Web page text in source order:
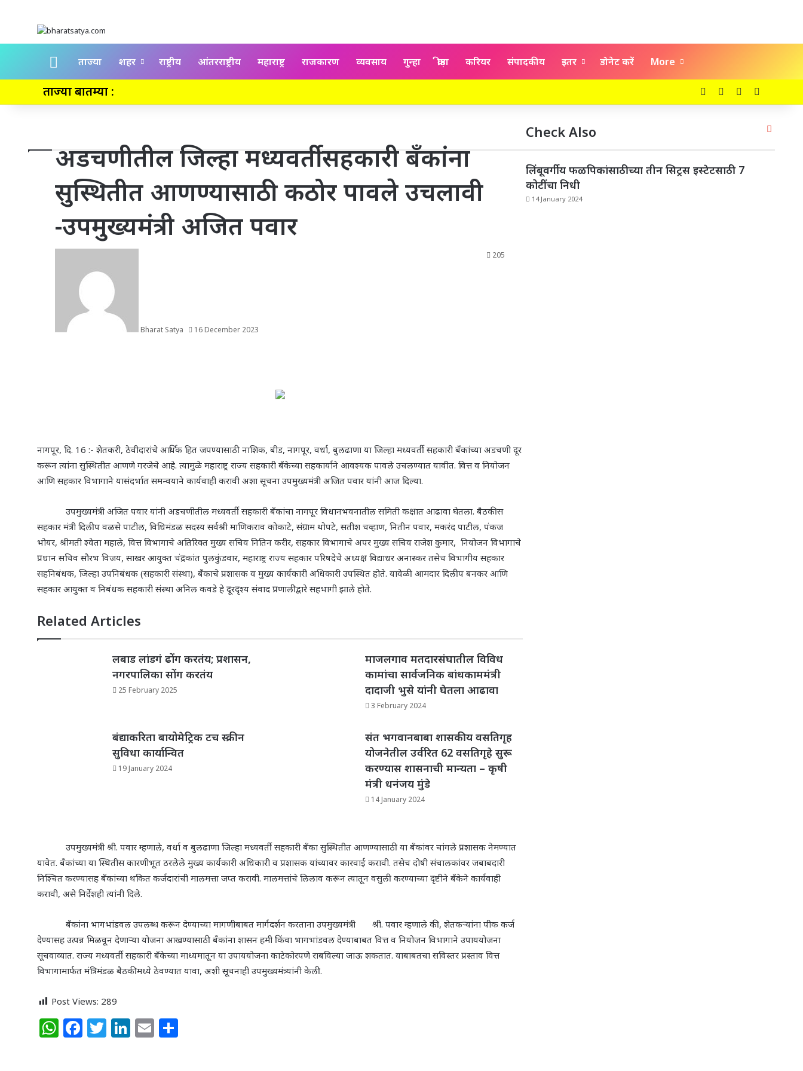
Homeताज्या शहर राष्ट्रीय आंतरराष्ट्रीय महाराष्ट्र राजकारण व्यवसाय गुन्हा क्रीड़ा करियर संपादकीय इतर डोनेट करें More
ताज्या बातम्या : Facebook YouTube
अडचणीतील जिल्हा मध्यवर्ती सहकारी बँकांना
सुस्थितीत आणण्यासाठी कठोर पावले उचलावी
-उपमुख्यमंत्री अजित पवार
Bharat Satya 16 December 2023
205
नागपूर, दि. 16 :- शेतकरी, ठेवीदारांचे आर्थिक हित जपण्यासाठी नाशिक, बीड, नागपूर, वर्धा, बुलढाणा या जिल्हा मध्यवर्ती सहकारी बँकांच्या अडचणी दूर
करून त्यांना सुस्थितीत आणणे गरजेचे आहे. त्यामुळे महाराष्ट्र राज्य सहकारी बँकेच्या सहकार्याने आवश्यक पावले उचलण्यात यावीत. वित्त व नियोजन
आणि सहकार विभागाने यासंदर्भात समन्वयाने कार्यवाही करावी अशा सूचना उपमुख्यमंत्री अजित पवार यांनी आज दिल्या.
उपमुख्यमंत्री अजित पवार यांनी अडचणीतील मध्यवर्ती सहकारी बँकांचा नागपूर विधानभवनातील समिती कक्षात आढावा घेतला. बैठकीस
सहकार मंत्री दिलीप वळसे पाटील, विधिमंडळ सदस्य सर्वश्री माणिकराव कोकाटे, संग्राम थोपटे, सतीश चव्हाण, नितीन पवार, मकरंद पाटील, पंकज
भोयर, श्रीमती श्वेता महाले, वित्त विभागाचे अतिरिक्त मुख्य सचिव नितिन करीर, सहकार विभागाचे अपर मुख्य सचिव राजेश कुमार, नियोजन विभागाचे
प्रधान सचिव सौरभ विजय, साखर आयुक्त चंद्रकांत पुलकुंडवार, महाराष्ट्र राज्य सहकार परिषदेचे अध्यक्ष विद्याधर अनास्कर तसेच विभागीय सहकार
सहनिबंधक, जिल्हा उपनिबंधक (सहकारी संस्था), बँकाचे प्रशासक व मुख्य कार्यकारी अधिकारी उपस्थित होते. यावेळी आमदार दिलीप बनकर आणि
सहकार आयुक्त व निबंधक सहकारी संस्था अनिल कवडे हे दूरदृश्य संवाद प्रणालीद्वारे सहभागी झाले होते.
Related Articles
लबाड लांडगं ढोंग करतंय; प्रशासन,
नगरपालिका सोंग करतंय
25 February 2025
माजलगाव मतदारसंघातील विविध
कामांचा सार्वजनिक बांधकाममंत्री
दादाजी भुसे यांनी घेतला आढावा
3 February 2024
बंद्याकरिता बायोमेट्रिक टच स्क्रीन
सुविधा कार्यान्वित
19 January 2024
संत भगवानबाबा शासकीय वसतिगृह
योजनेतील उर्वरित 62 वसतिगृहे सुरू
करण्यास शासनाची मान्यता – कृषी
मंत्री धनंजय मुंडे
14 January 2024
उपमुख्यमंत्री श्री. पवार म्हणाले, वर्धा व बुलढाणा जिल्हा मध्यवर्ती सहकारी बँका सुस्थितीत आणण्यासाठी या बँकांवर चांगले प्रशासक नेमण्यात
यावेत. बँकांच्या या स्थितीस कारणीभूत ठरलेले मुख्य कार्यकारी अधिकारी व प्रशासक यांच्यावर कारवाई करावी. तसेच दोषी संचालकांवर जबाबदारी
निश्चित करण्यासह बँकांच्या थकित कर्जदारांची मालमत्ता जप्त करावी. मालमत्तांचे लिलाव करून त्यातून वसुली करण्याच्या दृष्टीने बँकेने कार्यवाही
करावी, असे निर्देशही त्यांनी दिले.
बँकांना भागभांडवल उपलब्ध करून देण्याच्या मागणीबाबत मार्गदर्शन करताना उपमुख्यमंत्री श्री. पवार म्हणाले की, शेतकऱ्यांना पीक कर्ज
देण्यासह उत्पन्न मिळवून देणाऱ्या योजना आखण्यासाठी बँकांना शासन हमी किंवा भागभांडवल देण्याबाबत वित्त व नियोजन विभागाने उपाययोजना
सूचवाव्यात. राज्य मध्यवर्ती सहकारी बँकेच्या माध्यमातून या उपाययोजना काटेकोरपणे राबविल्या जाऊ शकतात. याबाबतचा सविस्तर प्रस्ताव वित्त
विभागामार्फत मंत्रिमंडळ बैठकीमध्ये ठेवण्यात यावा, अशी सूचनाही उपमुख्यमंत्र्यांनी केली.
Post Views: 289
W F T Li E
Check Also Close
लिंबूवर्गीय फळपिकांसाठीच्या तीन सिट्रस इस्टेटसाठी 7
कोटींचा निधी
14 January 2024